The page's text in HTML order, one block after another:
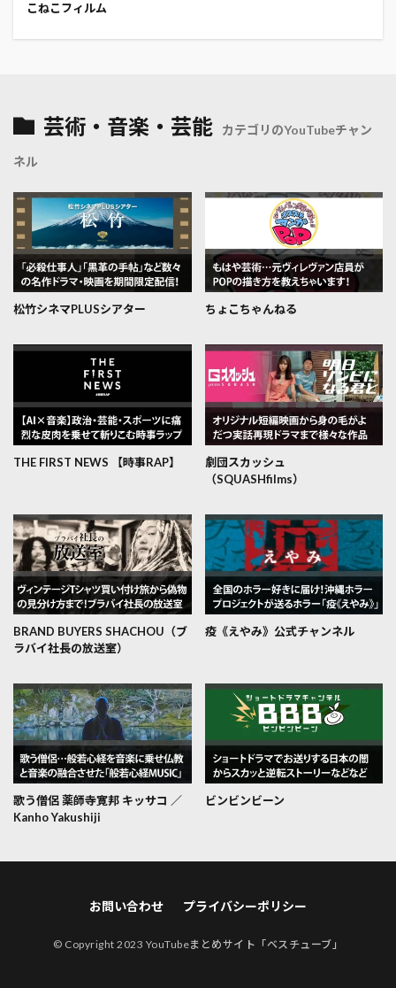
こねこフィルム
芸術・音楽・芸能 カテゴリのYouTubeチャン
ネル
松竹シネマPLUSシアター ちょこちゃんねる
THE FIRST NEWS 【時事RAP】
劇団スカッシュ
（SQUASHfilms）
BRAND BUYERS SHACHOU（ブ
ラバイ社長の放送室）
疫《えやみ》公式チャンネル
歌う僧侶 薬師寺寛邦 キッサコ ／
Kanho Yakushiji
ビンビンビーン
お問い合わせ プライバシーポリシー
© Copyright 2023 YouTubeまとめサイト「ベスチューブ」